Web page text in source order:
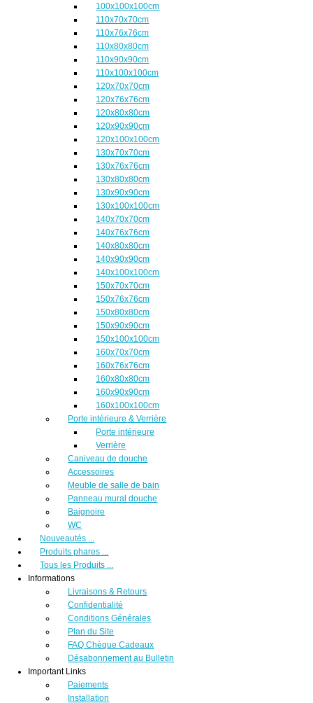
100x100x100cm
110x70x70cm
110x76x76cm
110x80x80cm
110x90x90cm
110x100x100cm
120x70x70cm
120x76x76cm
120x80x80cm
120x90x90cm
120x100x100cm
130x70x70cm
130x76x76cm
130x80x80cm
130x90x90cm
130x100x100cm
140x70x70cm
140x76x76cm
140x80x80cm
140x90x90cm
140x100x100cm
150x70x70cm
150x76x76cm
150x80x80cm
150x90x90cm
150x100x100cm
160x70x70cm
160x76x76cm
160x80x80cm
160x90x90cm
160x100x100cm
Porte intérieure & Verrière
Porte intérieure
Verrière
Caniveau de douche
Accessoires
Meuble de salle de bain
Panneau mural douche
Baignoire
WC
Nouveautés ...
Produits phares ...
Tous les Produits ...
Informations
Livraisons & Retours
Confidentialité
Conditions Générales
Plan du Site
FAQ Chèque Cadeaux
Désabonnement au Bulletin
Important Links
Paiements
Installation